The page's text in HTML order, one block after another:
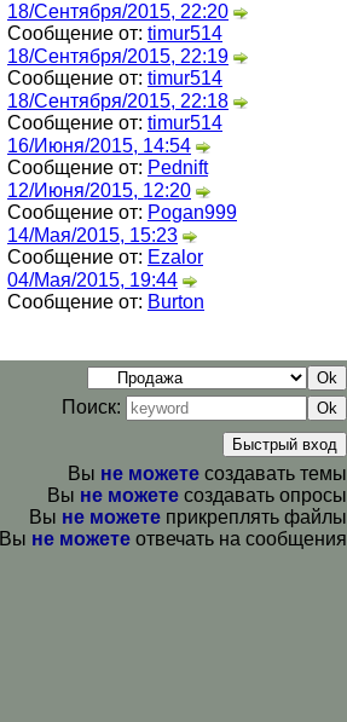
18/Сентября/2015, 22:20
Сообщение от: timur514
18/Сентября/2015, 22:19
Сообщение от: timur514
18/Сентября/2015, 22:18
Сообщение от: timur514
16/Июня/2015, 14:54
Сообщение от: Pednift
12/Июня/2015, 12:20
Сообщение от: Pogan999
14/Мая/2015, 15:23
Сообщение от: Ezalor
04/Мая/2015, 19:44
Сообщение от: Burton
Поиск:
Вы не можете создавать темы
Вы не можете создавать опросы
Вы не можете прикреплять файлы
Вы не можете отвечать на сообщения